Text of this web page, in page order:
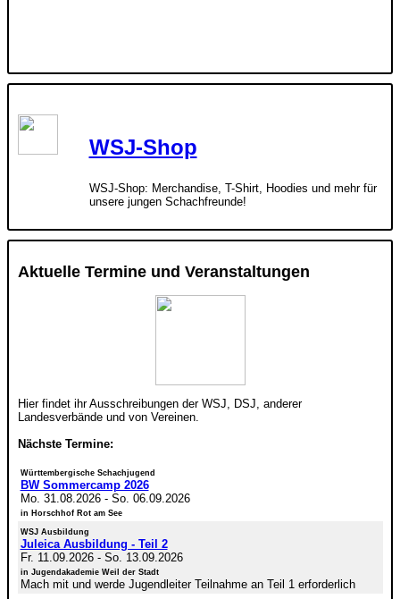
WSJ-Shop
WSJ-Shop: Merchandise, T-Shirt, Hoodies und mehr für
unsere jungen Schachfreunde!
Aktuelle Termine und Veranstaltungen
Hier findet ihr Ausschreibungen der WSJ, DSJ, anderer
Landesverbände und von Vereinen.
Nächste Termine:
Württembergische Schachjugend
BW Sommercamp 2026
Mo. 31.08.2026- So. 06.09.2026
in Horschhof Rot am See
WSJ Ausbildung
Juleica Ausbildung - Teil 2
Fr. 11.09.2026- So. 13.09.2026
in Jugendakademie Weil der Stadt
Mach mit und werde Jugendleiter Teilnahme an Teil 1 erforderlich